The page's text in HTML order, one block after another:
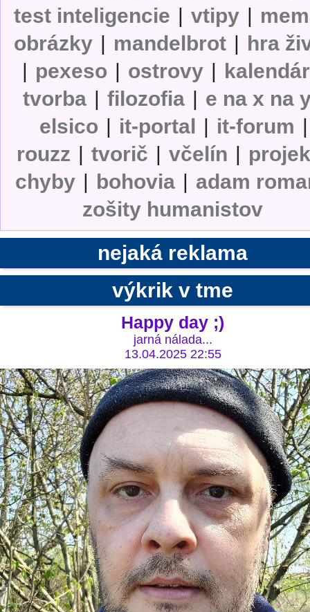
test inteligencie | vtipy |
obrázky | mandelbrot | hra
| pexeso | ostrovy | kalendár
tvorba | filozofia | e na x na
elsico | it-portal | it-forum |
rouzz | tvorič | včelín |
chyby | bohovia | adam
zošity humanistov
nejaká reklama
výkrik v tme
Happy day ;)
jarná nálada...
13.04.2025 22:55